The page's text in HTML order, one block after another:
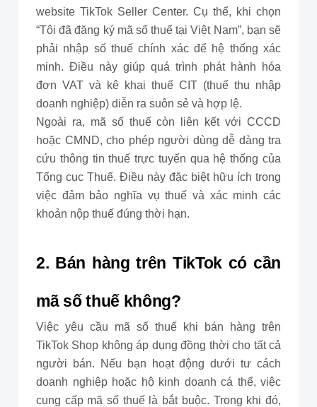
website TikTok Seller Center. Cụ thể, khi chọn
“Tôi đã đăng ký mã số thuế tại Việt Nam”, bạn sẽ
phải nhập số thuế chính xác để hệ thống xác
minh. Điều này giúp quá trình phát hành hóa
đơn VAT và kê khai thuế CIT (thuế thu nhập
doanh nghiệp) diễn ra suôn sẻ và hợp lệ.
Ngoài ra, mã số thuế còn liên kết với CCCD
hoặc CMND, cho phép người dùng dễ dàng tra
cứu thông tin thuế trực tuyến qua hệ thống của
Tổng cục Thuế. Điều này đặc biệt hữu ích trong
việc đảm bảo nghĩa vụ thuế và xác minh các
khoản nộp thuế đúng thời hạn.
2. Bán hàng trên TikTok có cần
mã số thuế không?
Việc yêu cầu mã số thuế khi bán hàng trên
TikTok Shop không áp dụng đồng thời cho tất cả
người bán. Nếu bạn hoạt động dưới tư cách
doanh nghiệp hoặc hộ kinh doanh cá thể, việc
cung cấp mã số thuế là bắt buộc. Trong khi đó,